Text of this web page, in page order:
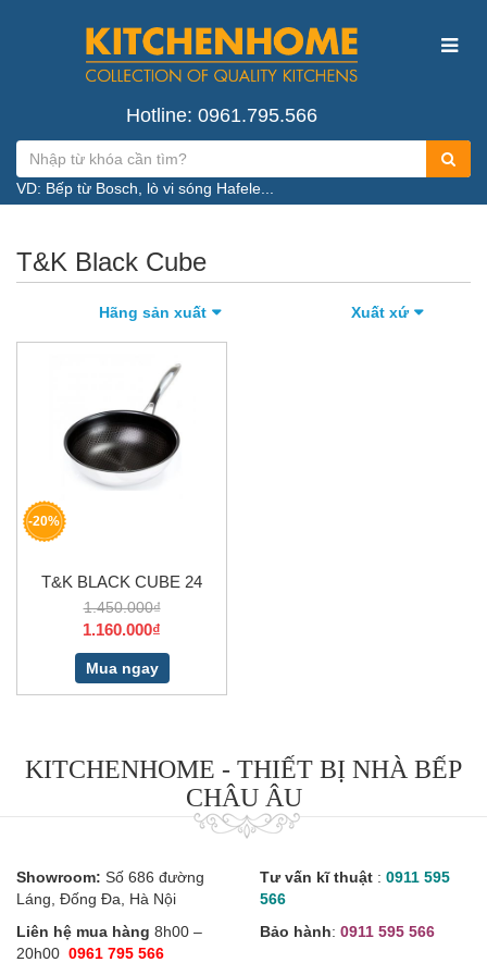
Hotline: 0961.795.566
VD: Bếp từ Bosch, lò vi sóng Hafele...
T&K Black Cube
Hãng sản xuất Xuất xứ
-20%
T&K BLACK CUBE 24
1.450.000₫
1.160.000₫
Mua ngay
KITCHENHOME - THIẾT BỊ NHÀ BẾP
CHÂU ÂU
Showroom: Số 686 đường
Láng, Đống Đa, Hà Nội
Liên hệ mua hàng 8h00 –
20h00 0961 795 566
Tư vấn kĩ thuật : 0911 595
566
Bảo hành: 0911 595 566